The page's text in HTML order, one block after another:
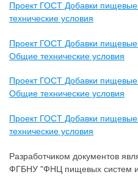
Проект ГОСТ Добавки
технические условия
Проект ГОСТ Добавки
Общие технические условия
Проект ГОСТ Добавки
Общие технические условия
Проект ГОСТ Добавки
технические условия
Разработчиком документов
ФГБНУ "ФНЦ пищевых систем